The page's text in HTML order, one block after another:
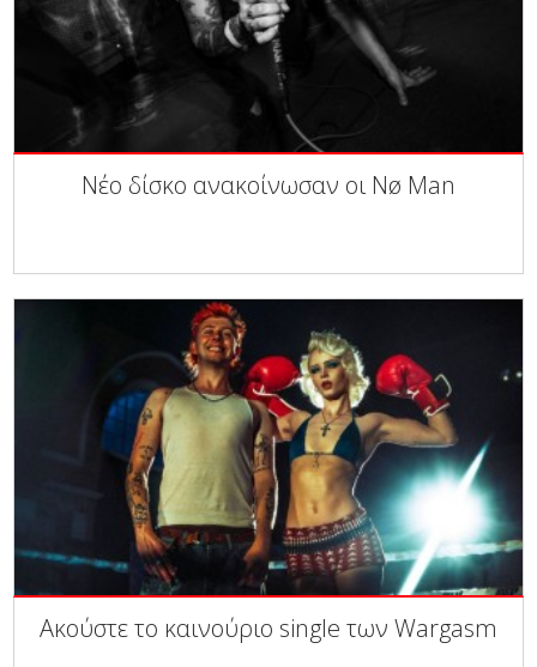
Νέο δίσκο ανακοίνωσαν οι Nø Man
Ακούστε το καινούριο single των Wargasm